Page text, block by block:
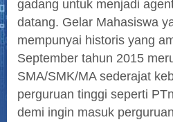
gadang untuk menjadi
datang. Gelar Mahasiswa
mempunyai historis yang
September tahun 2015
SMA/SMK/MA sederajat
perguruan tinggi seperti
demi ingin masuk